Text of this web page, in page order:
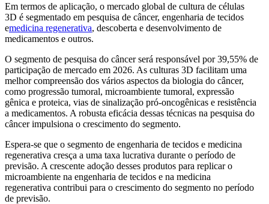
Em termos de aplicação, o mercado global de cultura de células
3D é segmentado em pesquisa de câncer, engenharia de tecidos
emedicina regenerativa, descoberta e desenvolvimento de
medicamentos e outros.
O segmento de pesquisa do câncer será responsável por 39,55% de
participação de mercado em 2026. As culturas 3D facilitam uma
melhor compreensão dos vários aspectos da biologia do câncer,
como progressão tumoral, microambiente tumoral, expressão
gênica e proteica, vias de sinalização pró-oncogênicas e resistência
a medicamentos. A robusta eficácia dessas técnicas na pesquisa do
câncer impulsiona o crescimento do segmento.
Espera-se que o segmento de engenharia de tecidos e medicina
regenerativa cresça a uma taxa lucrativa durante o período de
previsão. A crescente adoção desses produtos para replicar o
microambiente na engenharia de tecidos e na medicina
regenerativa contribui para o crescimento do segmento no período
de previsão.